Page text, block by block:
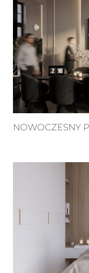
NOWOCZESNY